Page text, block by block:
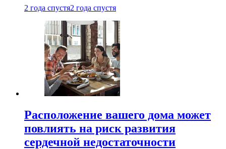
2 года спустя2 года спустя
Расположение вашего дома может
повлиять на риск развития
сердечной недостаточности